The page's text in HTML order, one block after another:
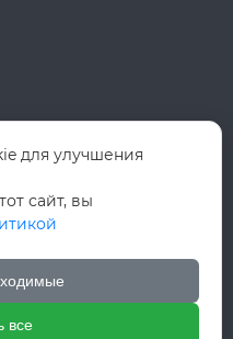
для улучшения
сайт, вы
все